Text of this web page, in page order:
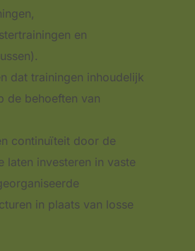
en
dat trainingen inhoudelijk
de behoeften van
continuïteit door de
laten investeren in vaste
in plaats van losse